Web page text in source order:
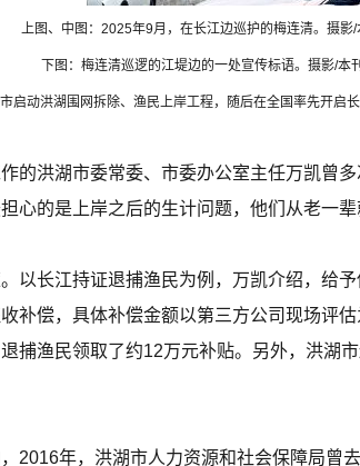
上图、中图：2025年9月，在长江边巡护的梅连清。摄影/
下图：梅连清巡逻的江堤边的一处宣传标语。摄影/本
启动洪湖围网拆除、渔民上岸工程，随后在全国率先开启
的洪湖市委常委、市委办公室主任万凯曾
心的是上岸之后的生计问题，他们从老一
以长江持证退捕渔民为例，万凯介绍，给
补偿，具体补偿金额以第三方公司现场评
捕渔民领取了约12万元补贴。另外，洪湖
2016年，洪湖市人力资源和社会保障局曾